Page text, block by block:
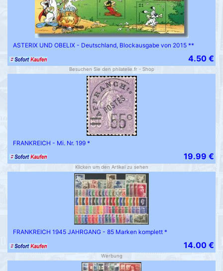
ASTERIX UND OBELIX - Deutschland, Blockausgabe von 2015 **
4.50 €
Besuchen Sie den philatelie.fr - Shop
FRANKREICH - Mi. Nr. 199 *
19.99 €
Klicken um den Artikel zu sehen
FRANKREICH 1945 JAHRGANG - 85 Marken komplett *
14.00 €
Werbung